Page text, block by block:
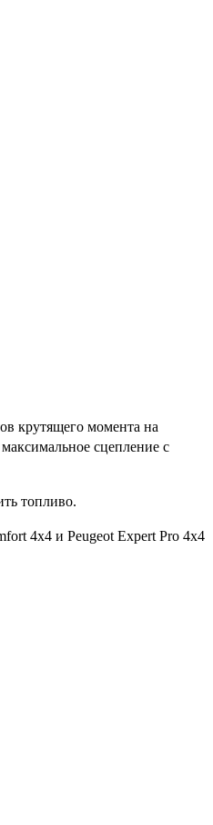
крутящего момента на
сцепление с
топливо.
4х4 и Peugeot Expert Pro 4х4